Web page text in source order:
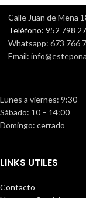
Calle Juan de Mena
Teléfono: 952 798
Whatsapp: 673 766
Email:
Lunes a viernes: 9:30 –
Sábado: 10 – 14:00
Domingo: cerrado
LINKS UTILES
Contacto